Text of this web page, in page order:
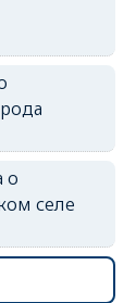
о
селе